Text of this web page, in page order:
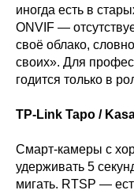
иногда есть в
ONVIF —
своё облако,
своих». Для
годится только в
TP-Link Tapo /
Смарт-камеры с
удерживать 5
мигать. RTSP —